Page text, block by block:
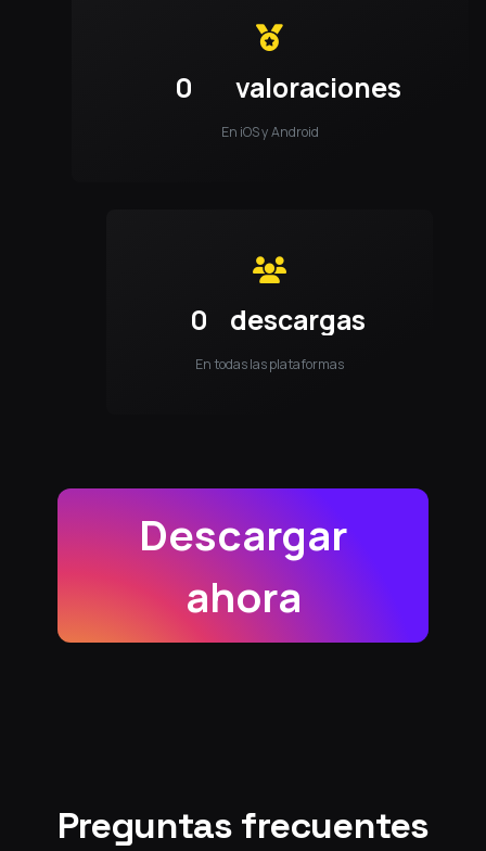
0 valoraciones
En iOS y Android
0 descargas
En todas las plataformas
Descargar
ahora
Preguntas frecuentes